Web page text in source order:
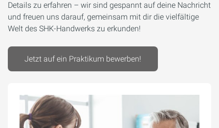
Details zu erfahren – wir sind gespannt auf deine Nachricht
und freuen uns darauf, gemeinsam mit dir die vielfältige
Welt des SHK-Handwerks zu erkunden!
Jetzt auf ein Praktikum bewerben!